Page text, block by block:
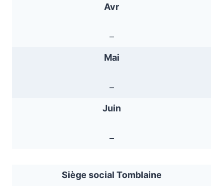
Avr
–
Mai
–
Juin
–
Siège social Tomblaine